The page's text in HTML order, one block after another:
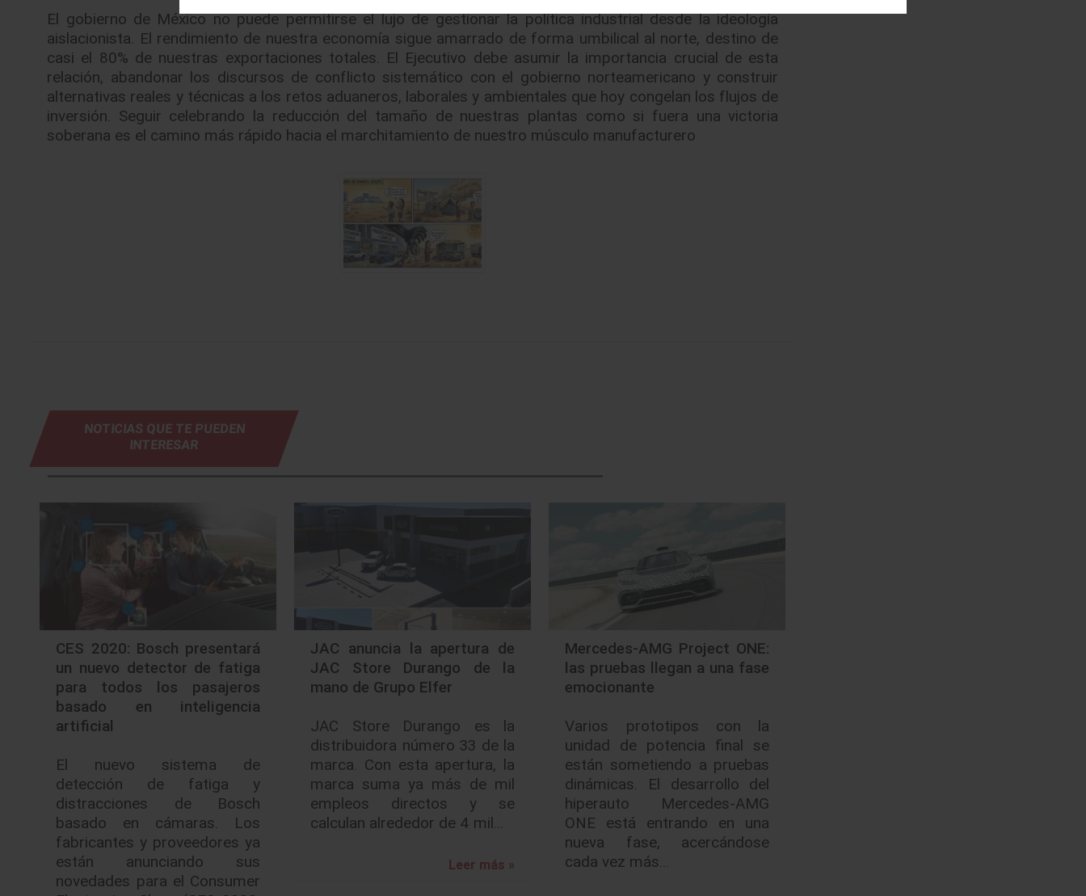
El gobierno de México no puede permitirse el lujo de gestionar la política industrial desde la ideología
aislacionista. El rendimiento de nuestra economía sigue amarrado de forma umbilical al norte, destino de
casi el 80% de nuestras exportaciones totales. El Ejecutivo debe asumir la importancia crucial de esta
relación, abandonar los discursos de conflicto sistemático con el gobierno norteamericano y construir
alternativas reales y técnicas a los retos aduaneros, laborales y ambientales que hoy congelan los flujos de
inversión. Seguir celebrando la reducción del tamaño de nuestras plantas como si fuera una victoria
soberana es el camino más rápido hacia el marchitamiento de nuestro músculo manufacturero
NOTICIAS QUE TE PUEDEN
INTERESAR
CES 2020: Bosch presentará
un nuevo detector de fatiga
para todos los pasajeros
basado en inteligencia
artificial
El nuevo sistema de
detección de fatiga y
distracciones de Bosch
basado en cámaras. Los
fabricantes y proveedores ya
están anunciando sus
novedades para el Consumer
JAC anuncia la apertura de
JAC Store Durango de la
mano de Grupo Elfer
JAC Store Durango es la
distribuidora número 33 de la
marca. Con esta apertura, la
marca suma ya más de mil
empleos directos y se
calculan alrededor de 4 mil…
Leer más »
Mercedes-AMG Project ONE:
las pruebas llegan a una fase
emocionante
Varios prototipos con la
unidad de potencia final se
están sometiendo a pruebas
dinámicas. El desarrollo del
hiperauto Mercedes-AMG
ONE está entrando en una
nueva fase, acercándose
cada vez más…